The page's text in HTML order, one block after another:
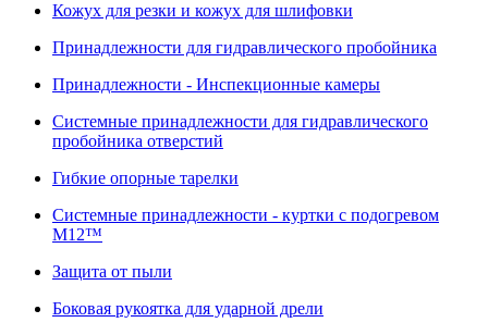
Кожух для резки и кожух для шлифовки
Принадлежности для гидравлического пробойника
Принадлежности - Инспекционные камеры
Системные принадлежности для гидравлического
пробойника отверстий
Гибкие опорные тарелки
Системные принадлежности - куртки с подогревом
M12™
Защита от пыли
Боковая рукоятка для ударной дрели